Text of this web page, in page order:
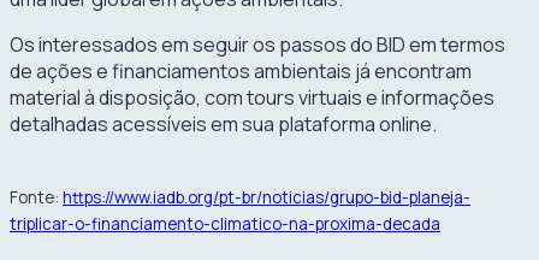
Os interessados em seguir os passos do BID em termos
de ações e financiamentos ambientais já encontram
material à disposição, com tours virtuais e informações
detalhadas acessíveis em sua plataforma online.
Fonte: https://www.iadb.org/pt-br/noticias/grupo-bid-planeja-
triplicar-o-financiamento-climatico-na-proxima-decada